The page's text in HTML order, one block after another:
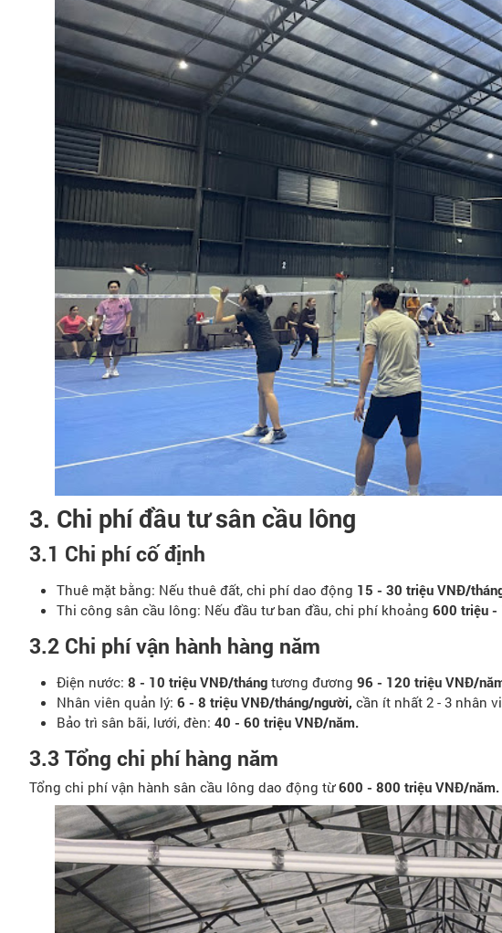
3. Chi phí đầu tư sân cầu lông
3.1 Chi phí cố định
Thuê mặt bằng: Nếu thuê đất, chi phí dao động 15 - 30 triệu VNĐ/
Thi công sân cầu lông: Nếu đầu tư ban đầu, chi phí khoảng 600 triệu -
3.2 Chi phí vận hành hàng năm
Điện nước: 8 - 10 triệu VNĐ/tháng tương đương 96 - 120 triệu VNĐ/
Nhân viên quản lý: 6 - 8 triệu VNĐ/tháng/người, cần ít nhất 2 - 3 nhân
Bảo trì sân bãi, lưới, đèn: 40 - 60 triệu VNĐ/năm.
3.3 Tổng chi phí hàng năm
Tổng chi phí vận hành sân cầu lông dao động từ600 - 800 triệu VNĐ/năm.